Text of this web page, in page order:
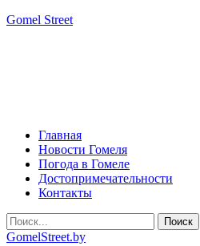
Gomel Street
Главная
Новости Гомеля
Погода в Гомеле
Достопримечательности
Контакты
GomelStreet.by